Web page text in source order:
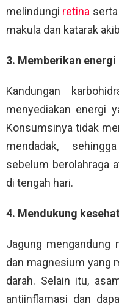
melindungi retina
makula dan katarak
3. Memberikan
Kandungan
menyediakan energi
Konsumsinya tidak
mendadak,
sebelum berolahraga
di tengah hari.
4. Mendukung
Jagung mengandung
dan magnesium yang
darah. Selain itu,
antiinflamasi dan